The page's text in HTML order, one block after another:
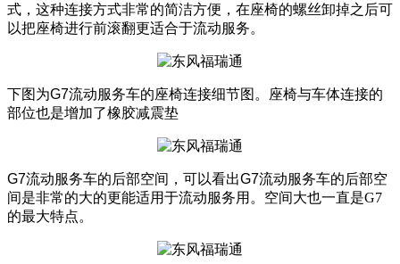
式，这种连接方式非常的简洁方便，在座椅的螺丝卸掉之后可
以把座椅进行前滚翻更适合于流动服务。
下图为G7流动服务车的座椅连接细节图。座椅与车体连接的
部位也是增加了橡胶减震垫
G7流动服务车的后部空间，可以看出G7流动服务车的后部空
间是非常的大的更能适用于流动服务用。空间大也一直是G7
的最大特点。